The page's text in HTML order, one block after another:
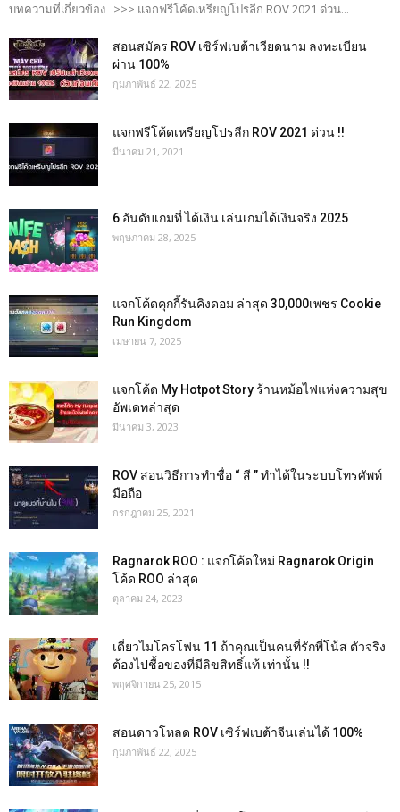
บทความที่เกี่ยวข้อง >>> แจกฟรีโค้ดเหรียญโปรลีก ROV 2021 ด่วน...
สอนสมัคร ROV เซิร์ฟเบต้าเวียดนาม ลงทะเบียน
ผ่าน 100%
กุมภาพันธ์ 22, 2025
แจกฟรีโค้ดเหรียญโปรลีก ROV 2021 ด่วน !!
มีนาคม 21, 2021
6 อันดับเกมที่ ได้เงิน เล่นเกมได้เงินจริง 2025
พฤษภาคม 28, 2025
แจกโค้ดคุกกี้รันคิงดอม ล่าสุด 30,000เพชร Cookie
Run Kingdom
เมษายน 7, 2025
แจกโค้ด My Hotpot Story ร้านหม้อไฟแห่งความสุข
อัพเดทล่าสุด
มีนาคม 3, 2023
ROV สอนวิธีการทำชื่อ “ สี ” ทำได้ในระบบโทรศัพท์
มือถือ
กรกฎาคม 25, 2021
Ragnarok ROO : แจกโค้ดใหม่ Ragnarok Origin
โค้ด ROO ล่าสุด
ตุลาคม 24, 2023
เดี่ยวไมโครโฟน 11 ถ้าคุณเป็นคนที่รักพี่โน้ส ตัวจริง
ต้องไปชื้อของที่มีลิขสิทธิ์แท้ เท่านั้น !!
พฤศจิกายน 25, 2015
สอนดาวโหลด ROV เซิร์ฟเบต้าจีนเล่นได้ 100%
กุมภาพันธ์ 22, 2025